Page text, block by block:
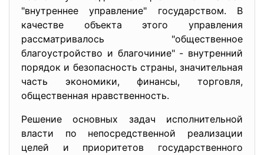
"внутреннее управление" государством. В
качестве объекта этого управления
рассматривалось "общественное
благоустройство и благочиние" - внутренний
порядок и безопасность страны, значительная
часть экономики, финансы, торговля,
общественная нравственность.
Решение основных задач исполнительной
власти по непосредственной реализации
целей и приоритетов государственного